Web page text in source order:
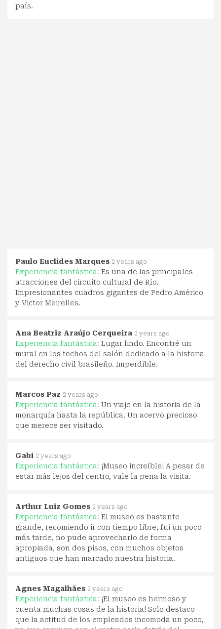
país.
Paulo Euclides Marques 2 years ago
Experiencia fantástica: Es una de las principales
atracciones del circuito cultural de Río.
Impresionantes cuadros gigantes de Pedro Américo
y Victor Meirelles.
Ana Beatriz Araújo Cerqueira 2 years ago
Experiencia fantástica: Lugar lindo. Encontré un
mural en los techos del salón dedicado a la historia
del derecho civil brasileño. Imperdible.
Marcos Paz 2 years ago
Experiencia fantástica: Un viaje en la historia de la
monarquía hasta la república. Un acervo precioso
que merece ser visitado.
Gabi 2 years ago
Experiencia fantástica: ¡Museo increíble! A pesar de
estar más lejos del centro, vale la pena la visita.
Arthur Luiz Gomes 2 years ago
Experiencia fantástica: El museo es bastante
grande, recomiendo ir con tiempo libre, fui un poco
más tarde, no pude aprovecharlo de forma
apropiada, son dos pisos, con muchos objetos
antiguos que han marcado nuestra historia.
Agnes Magalhães 2 years ago
Experiencia fantástica: ¡El museo es hermoso y
cuenta muchas cosas de la historia! Solo destaco
que la actitud de los empleados incomoda un poco,